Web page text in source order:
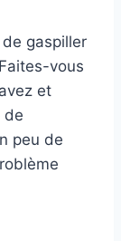
gaspiller
vous
et
de
peu de